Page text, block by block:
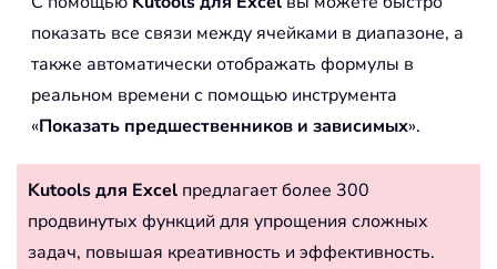
показать все связи между ячейками в диапазоне, а
также автоматически отображать формулы в
реальном времени с помощью инструмента
«Показать предшественников и зависимых».
Kutools для Excel предлагает более 300
продвинутых функций для упрощения сложных
задач, повышая креативность и эффективность.